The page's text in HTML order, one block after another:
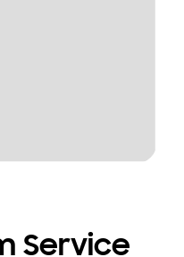
Service